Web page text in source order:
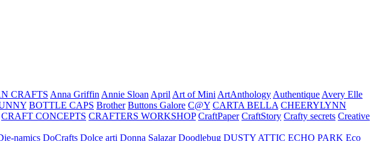
CRAFTS Anna Griffin Annie Sloan April Art of Mini ArtAnthology Authentique Avery Elle
BOTTLE CAPS Brother Buttons Galore C@Y CARTA BELLA CHEERYLYNN
CRAFT CONCEPTS CRAFTERS WORKSHOP CraftPaper CraftStory Crafty secrets Creative
namics DoCrafts Dolce arti Donna Salazar Doodlebug DUSTY ATTIC ECHO PARK Eco